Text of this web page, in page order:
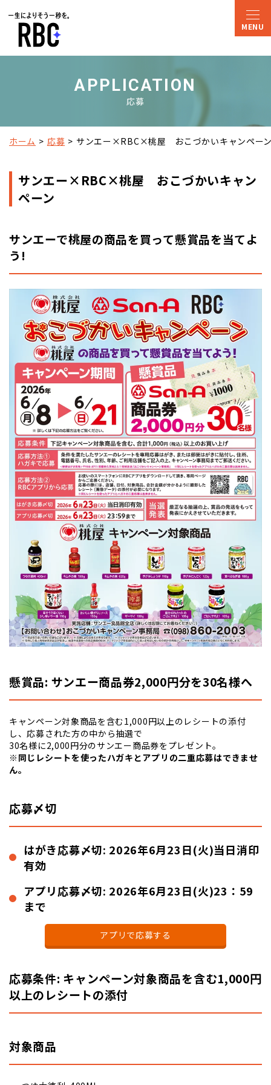
APPLICATION
応募
ホーム 応募 サンエー×RBC×桃屋　おこづかいキャンペー
サンエー×RBC×桃屋 おこづかいキャン
ペーン
サンエーで桃屋の商品を買って懸賞品を当てよ
う!
懸賞品: サンエー商品券2,000円分を30名様へ
キャンペーン対象商品を含む1,000円以上のレシートの添付
し、応募された方の中から抽選で
30名様に2,000円分のサンエー商品券をプレゼント。
※同じレシートを使ったハガキとアプリの二重応募はできませ
ん。
応募〆切
はがき応募〆切: 2026年6月23日(火)当日消印
有効
アプリ応募〆切: 2026年6月23日(火)23：59
まで
アプリで応募する
応募条件: キャンペーン対象商品を含む1,000円
以上のレシートの添付
対象商品